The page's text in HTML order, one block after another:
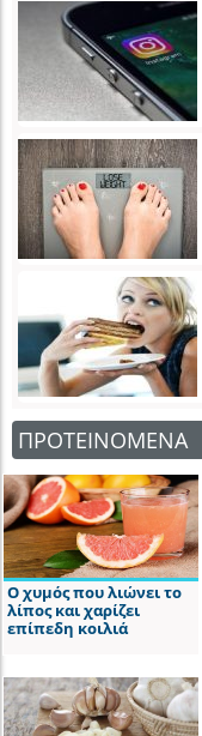
ΠΡΟΤΕΙΝΟΜΕΝΑ
Ο χυμός που λιώνει το
λίπος και χαρίζει
επίπεδη κοιλιά